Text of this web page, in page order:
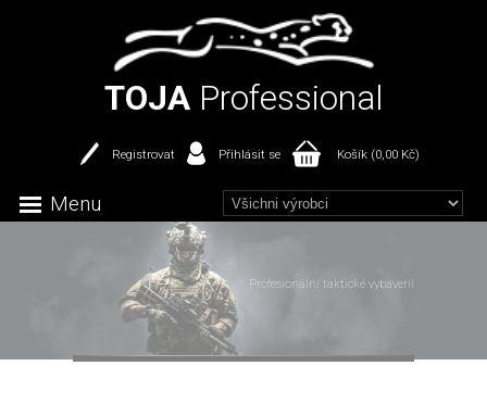
TOJA Professional
Registrovat Přihlásit se Košík (0,00 Kč)
Menu
Profesionální taktické vybavení